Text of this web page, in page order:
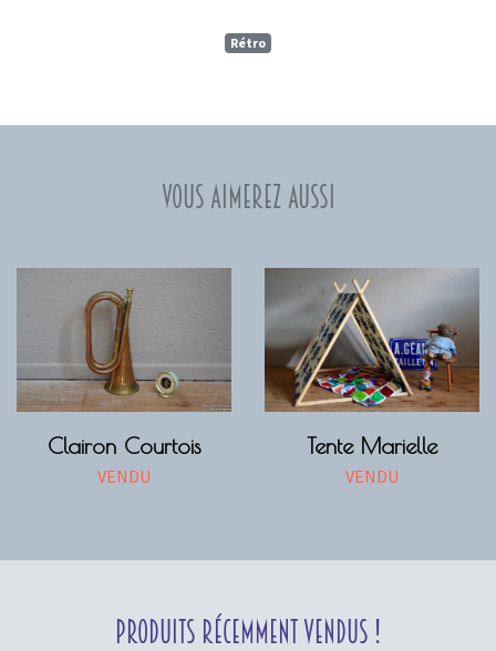
Rétro
Vous aimerez aussi
Clairon Courtois
VENDU
Tente Marielle
VENDU
Produits récemment vendus !